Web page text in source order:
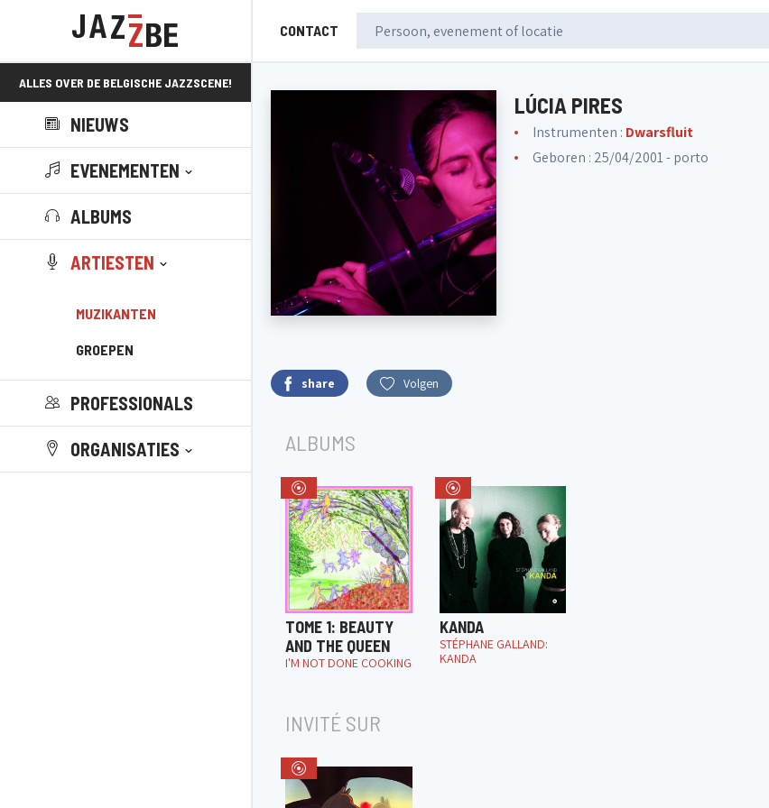
CONTACT
ALLES OVER DE BELGISCHE JAZZSCENE!
NIEUWS
EVENEMENTEN
ALBUMS
ARTIESTEN
MUZIKANTEN
GROEPEN
PROFESSIONALS
ORGANISATIES
LÚCIA PIRES
Instrumenten : Dwarsfluit
Geboren : 25/04/2001 - porto
share Volgen
ALBUMS
TOME 1: BEAUTY
AND THE QUEEN
I'M NOT DONE COOKING
KANDA
STÉPHANE GALLAND:
KANDA
INVITÉ SUR